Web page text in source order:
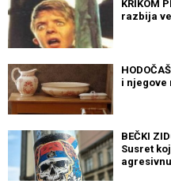
KRIKOM
razbija
i njegove
BEČKI
Susret